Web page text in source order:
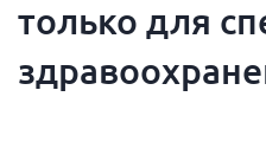
только для